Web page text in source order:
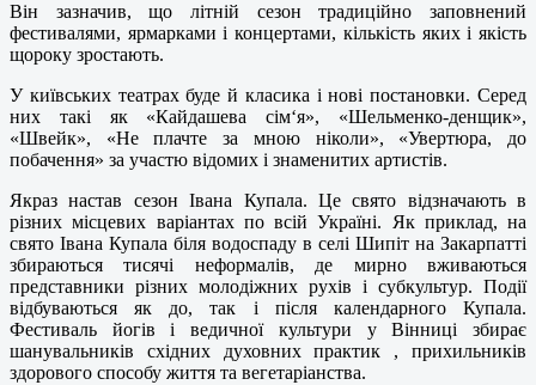
Він зазначив, що літній сезон традиційно заповнений
фестивалями, ярмарками і концертами, кількість яких і якість
щороку зростають.
У київських театрах буде й класика і нові постановки. Серед
них такі як «Кайдашева сім‘я», «Шельменко-денщик»,
«Швейк», «Не плачте за мною ніколи», «Увертюра, до
побачення» за участю відомих і знаменитих артистів.
Якраз настав сезон Івана Купала. Це свято відзначають в
різних місцевих варіантах по всій Україні. Як приклад, на
свято Івана Купала біля водоспаду в селі Шипіт на Закарпатті
збираються тисячі неформалів, де мирно вживаються
представники різних молодіжних рухів і субкультур. Події
відбуваються як до, так і після календарного Купала.
Фестиваль йогів і ведичної культури у Вінниці збирає
шанувальників східних духовних практик , прихильників
здорового способу життя та вегетаріанства.